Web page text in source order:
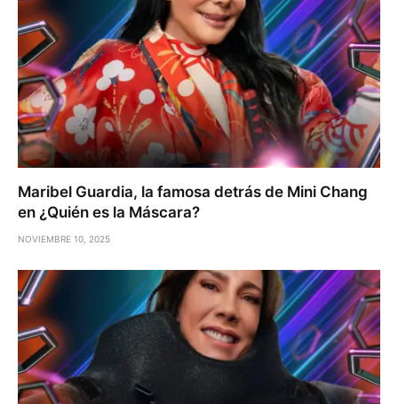
Maribel Guardia, la famosa detrás de Mini Chang
en ¿Quién es la Máscara?
NOVIEMBRE 10, 2025